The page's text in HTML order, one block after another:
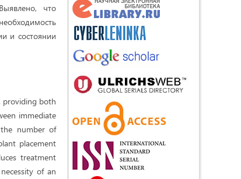
что
и состоянии
providing both
immediate
number of
placement
treatment
of an